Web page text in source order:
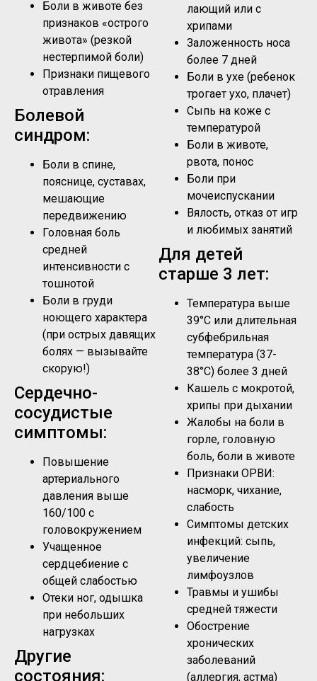
Боли в животе без
признаков «острого
живота» (резкой
нестерпимой боли)
Признаки пищевого
отравления
Болевой
синдром:
Боли в спине,
пояснице, суставах,
мешающие
передвижению
Головная боль
средней
интенсивности с
тошнотой
Боли в груди
ноющего характера
(при острых давящих
болях — вызывайте
скорую!)
Сердечно-
сосудистые
симптомы:
Повышение
артериального
давления выше
160/100 с
головокружением
Учащенное
сердцебиение с
общей слабостью
Отеки ног, одышка
при небольших
нагрузках
Другие
состояния:
лающий или с
хрипами
Заложенность носа
более 7 дней
Боли в ухе (ребенок
трогает ухо, плачет)
Сыпь на коже с
температурой
Боли в животе,
рвота, понос
Боли при
мочеиспускании
Вялость, отказ от игр
и любимых занятий
Для детей
старше 3 лет:
Температура выше
39°C или длительная
субфебрильная
температура (37-
38°C) более 3 дней
Кашель с мокротой,
хрипы при дыхании
Жалобы на боли в
горле, головную
боль, боли в животе
Признаки ОРВИ:
насморк, чихание,
слабость
Симптомы детских
инфекций: сыпь,
увеличение
лимфоузлов
Травмы и ушибы
средней тяжести
Обострение
хронических
заболеваний
(аллергия, астма)